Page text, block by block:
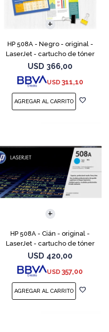
HP 508A - Negro - original -
LaserJet - cartucho de tóner
(CF360A) - para Color
LaserJet Enterprise MFP M577;
LaserJet Enterpris
USD 366,00
USD 311,10
HP 508A - Cián - original -
LaserJet - cartucho de tóner
(CF361A) - para Color
LaserJet Enterprise MFP M577;
LaserJet Enterprise
USD 420,00
USD 357,00